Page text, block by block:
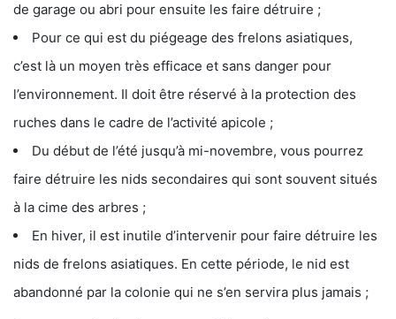
de garage ou abri pour ensuite les faire détruire ;
Pour ce qui est du piégeage des frelons asiatiques,
c’est là un moyen très efficace et sans danger pour
l’environnement. Il doit être réservé à la protection des
ruches dans le cadre de l’activité apicole ;
Du début de l’été jusqu’à mi-novembre, vous pourrez
faire détruire les nids secondaires qui sont souvent situés
à la cime des arbres ;
En hiver, il est inutile d’intervenir pour faire détruire les
nids de frelons asiatiques. En cette période, le nid est
abandonné par la colonie qui ne s’en servira plus jamais ;